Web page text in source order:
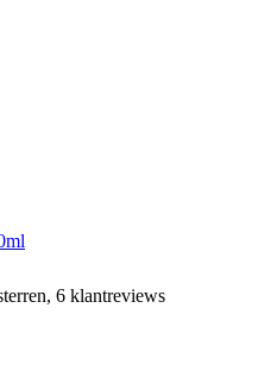
6 klantreviews